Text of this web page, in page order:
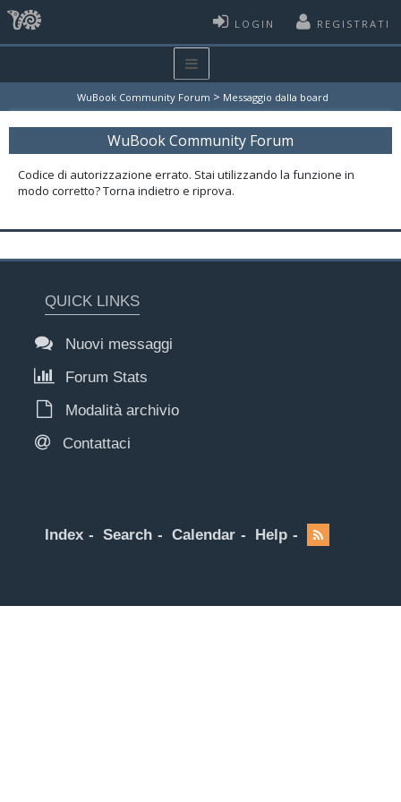
LOGIN REGISTRATI
WuBook Community Forum > Messaggio dalla board
WuBook Community Forum
Codice di autorizzazione errato. Stai utilizzando la funzione in
modo corretto? Torna indietro e riprova.
QUICK LINKS
Nuovi messaggi
Forum Stats
Modalità archivio
Contattaci
Index Search Calendar Help